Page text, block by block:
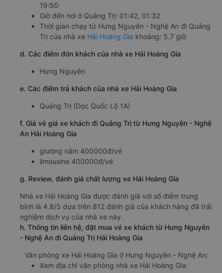
19:50
Giờ đến nơi ở Quảng Trị: 01:42, 01:32
Thời gian chạy từ Hưng Nguyên - Nghệ An đi Quảng
Trị của nhà xe Hải Hoàng Gia khoảng: 5.7 giờ
d. Các điểm đón khách của nhà xe Hải Hoàng Gia
Hưng Nguyên
e. Các điểm trả khách của nhà xe Hải Hoàng Gia
Quảng Trị (Dọc Quốc Lộ 1A)
f. Giá vé giá xe khách đi Quảng Trị từ Hưng Nguyên - Nghệ
An Hải Hoàng Gia
giường nằm 400000đ/vé
limousine 400000đ/vé
g. Review, đánh giá chất lượng xe Hải Hoàng Gia
Nhà xe Hải Hoàng Gia được đánh giá với số điểm trung
bình là 4.8/5 dựa trên 812 đánh giá của khách hàng đã trải
nghiệm dịch vụ của nhà xe này.
h. Thông tin liên hệ, đặt mua vé xe khách từ Hưng Nguyên
- Nghệ An đi Quảng Trị Hải Hoàng Gia
Văn phòng xe Hải Hoàng Gia ở Hưng Nguyên - Nghệ An:
Xem địa chỉ văn phòng nhà xe Hải Hoàng Gia: